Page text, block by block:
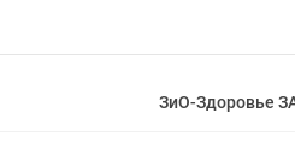
ЗиО-Здоровье